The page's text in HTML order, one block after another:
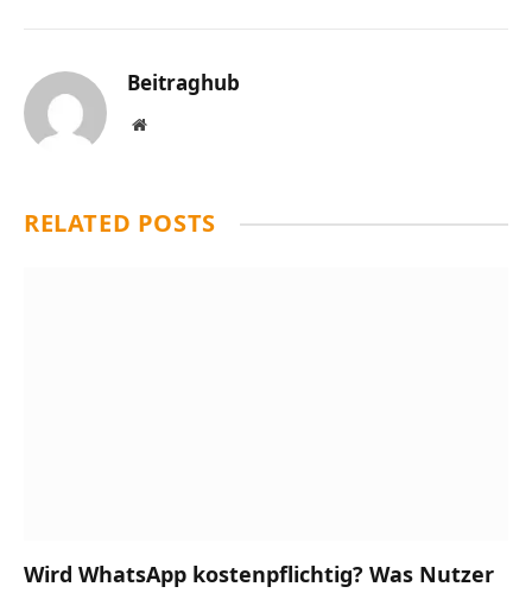
Beitraghub
Website
RELATED POSTS
Wird WhatsApp kostenpflichtig? Was Nutzer